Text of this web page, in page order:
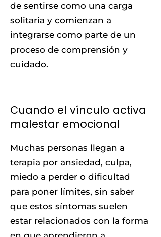
de sentirse como una carga
solitaria y comienzan a
integrarse como parte de un
proceso de comprensión y
cuidado.
Cuando el vínculo activa
malestar emocional
Muchas personas llegan a
terapia por ansiedad, culpa,
miedo a perder o dificultad
para poner límites, sin saber
que estos síntomas suelen
estar relacionados con la forma